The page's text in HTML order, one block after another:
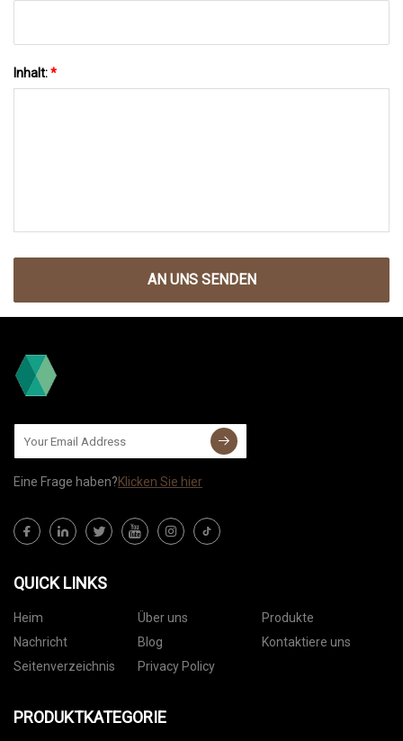
Inhalt:*
AN UNS SENDEN
Eine Frage haben?Klicken Sie hier
QUICK LINKS
Heim Über uns
Produkte
Nachricht
Blog
Kontaktiere uns
Seitenverzeichnis
Privacy Policy
PRODUKTKATEGORIE